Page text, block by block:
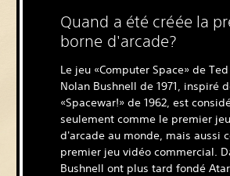
Quand a été créée la
borne d'arcade?
Le jeu «Computer Space» de
Nolan Bushnell de 1971, inspiré
«Spacewar!» de 1962, est
seulement comme le premier
d'arcade au monde, mais aussi
premier jeu vidéo commercial.
Bushnell ont plus tard fondé